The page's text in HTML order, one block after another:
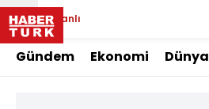
Canlı
Gündem Ekonomi Dünya